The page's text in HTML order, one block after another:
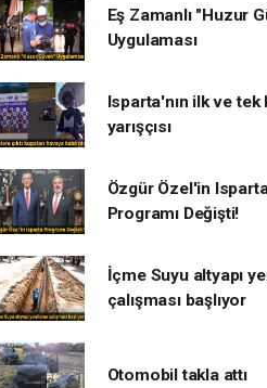
Eş Zamanlı "Huzur
Uygulaması
Isparta'nın ilk ve tek
yarışçısı
Özgür Özel'in
Programı Değişti!
İçme Suyu altyapı
çalışması başlıyor
Otomobil takla attı